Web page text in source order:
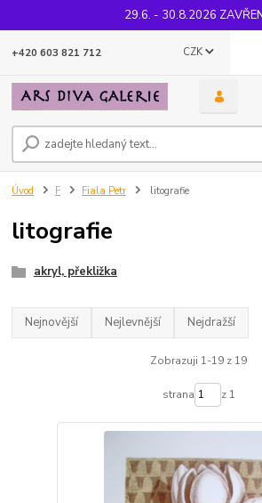
29.6. - 30.8.2026
CZK
+420 603 821 712
Úvod F Fiala Petr litografie
litografie
akryl, překližka
Nejnovější Nejlevnější Nejdražší
Zobrazuji 1-19 z 19
strana z 1